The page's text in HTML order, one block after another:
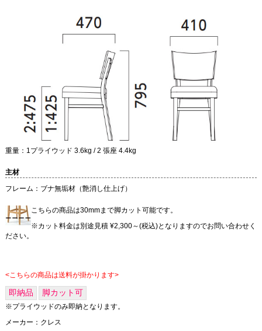
重量：1プライウッド 3.6kg / 2 張座 4.4kg
主材
フレーム：ブナ無垢材（艶消し仕上げ）
こちらの商品は30mmまで脚カット可能です。
※カット料金は別途見積 ¥2,300～(税込)となりますのでお問い合わせく
ださい。
<こちらの商品は送料が掛かります>
即納品 脚カット可
※プライウッドのみ即納となります。
メーカー： クレス